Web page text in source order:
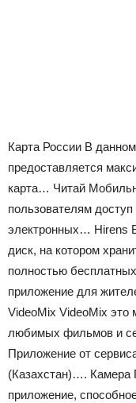
Карта России В
предоставляется
карта… Читай
пользователям
электронных… Hirens
диск, на котором
полностью
приложение для
VideoMix VideoMix это
любимых фильмов и
Приложение от
(Казахстан)…. Камера
приложение,